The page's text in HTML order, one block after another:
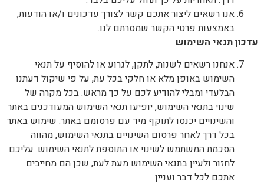
אנו רשאים ליצור אתכם קשר לצורך עדכונים ו/או הודעות,
באמצעות פרטי הקשר שמסרתם לנו.
עדכון תנאי השימוש
אנחנו רשאים לשנות, לתקן, לגרוע או להוסיף על תנאי
השימוש באופן מלא או חלקי בכל עת, על פי שיקול דעתנו
הבלעדי ומבלי להודיע לכם על כך מראש. בכל מקרה של
שינוי בתנאי השימוש, יופיעו תנאי השימוש המעודכנים באתר
והשינויים יכנסו לתוקף מיד עם פרסומם באתר. שימוש באתר
בכל דרך לאחר פרסום השינויים בתנאי השימוש, מהווה
הסכמת המשתמש לשינוי או התוספת לתנאי השימוש. עליכם
לחזור ולעיין בתנאי השימוש מעת לעת, שכן הם מחייבים
אתכם לכל דבר ועניין.